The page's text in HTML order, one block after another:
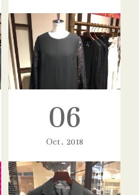
ブラックレースワンピース
06
Oct 2018